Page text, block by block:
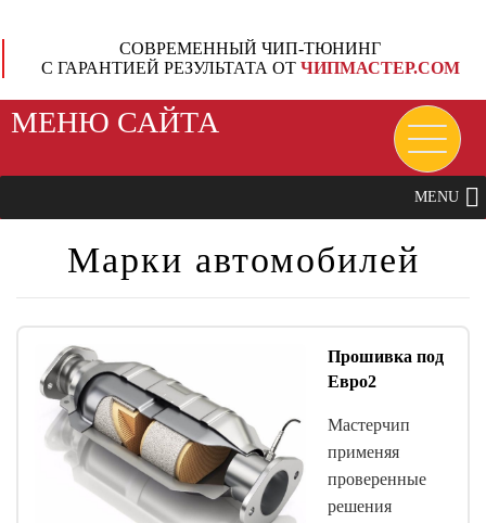
СОВРЕМЕННЫЙ ЧИП-ТЮНИНГ
С ГАРАНТИЕЙ РЕЗУЛЬТАТА ОТ ЧИПМАСТЕР.СОМ
MENU
МЕНЮ САЙТА
Марки автомобилей
Прошивка под
Евро2
Мастерчип
применяя
проверенные
решения